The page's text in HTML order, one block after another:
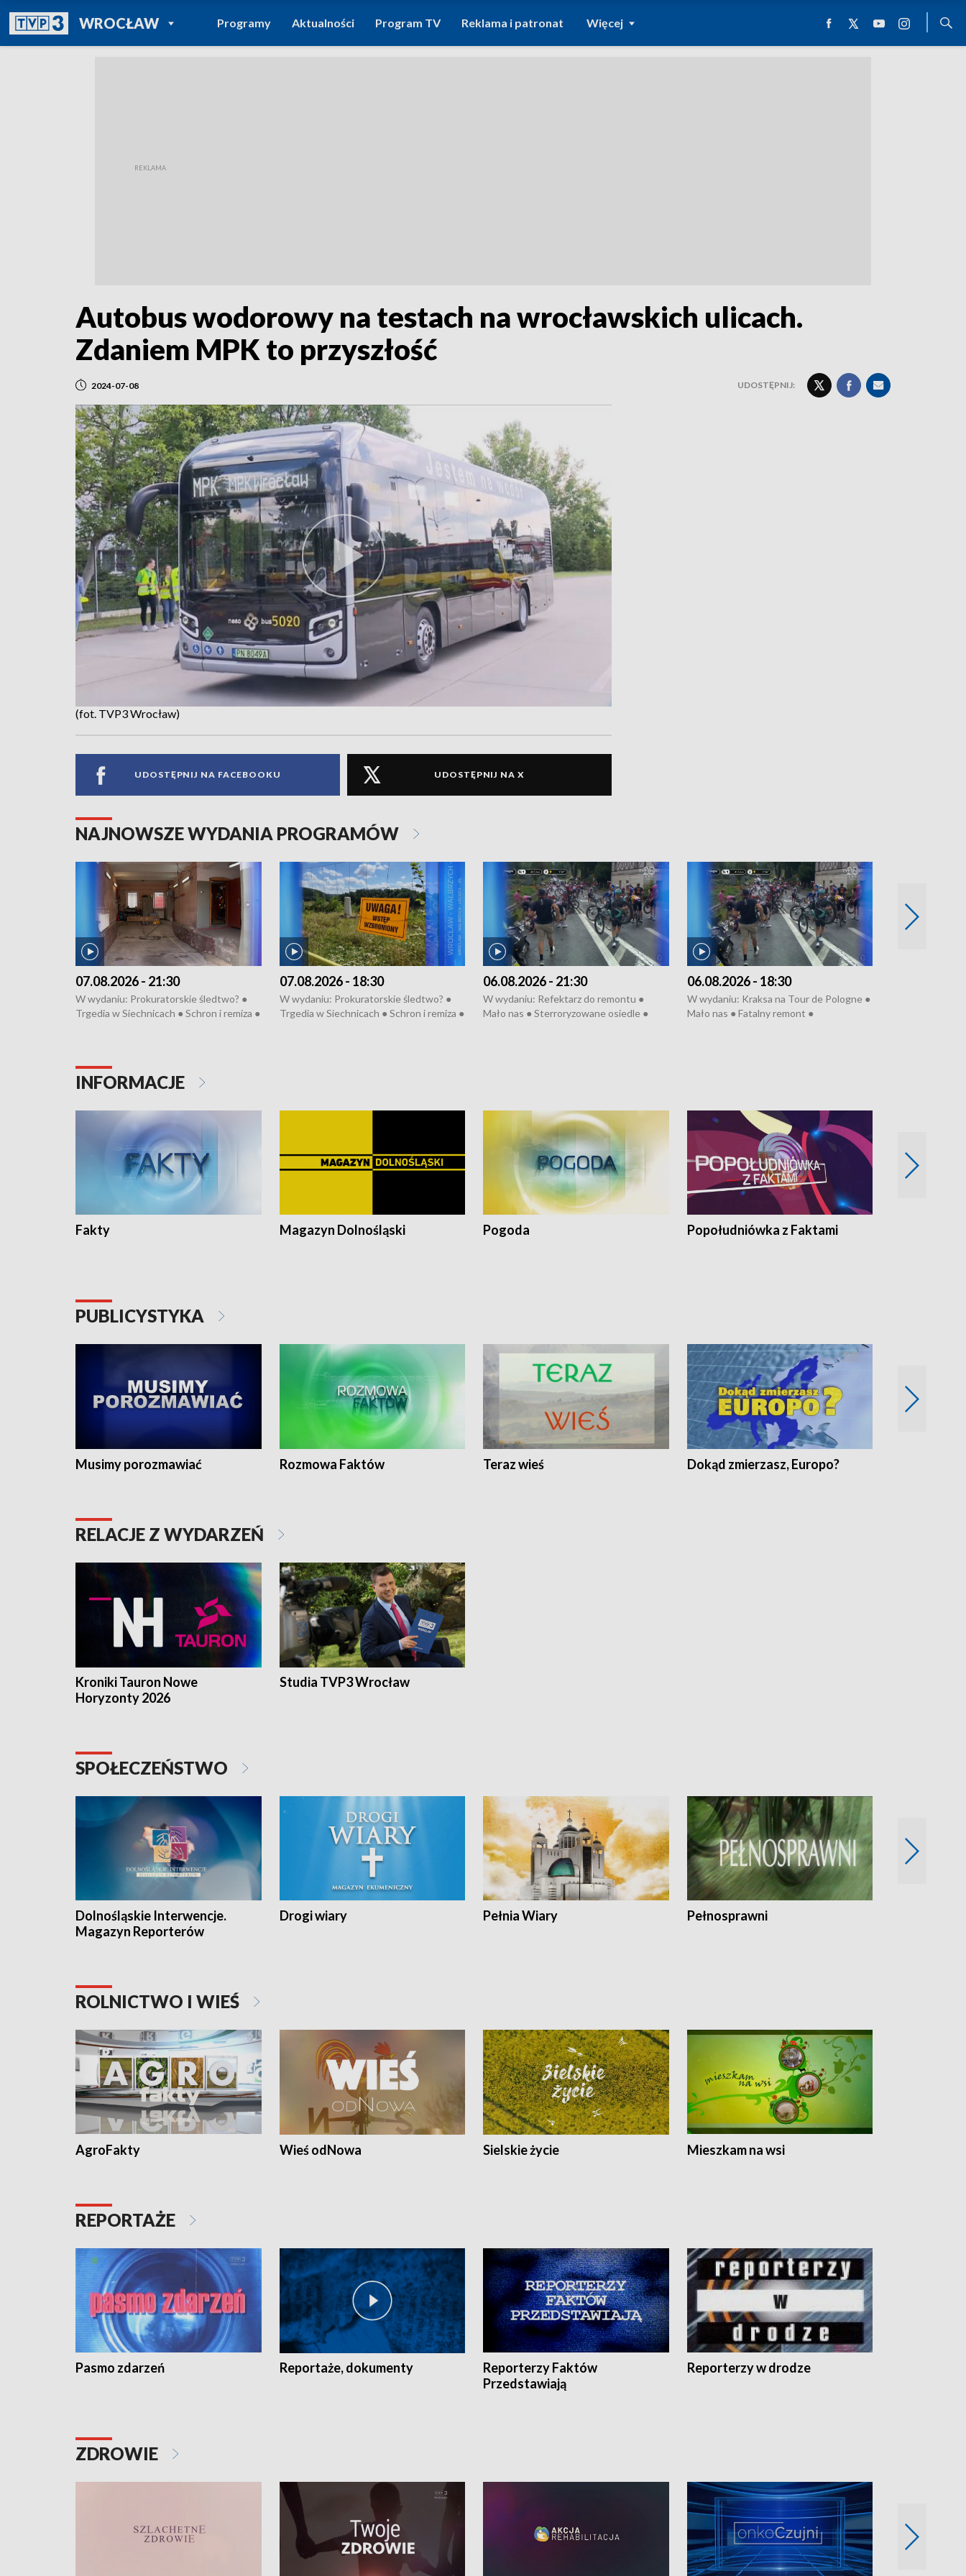
WROCŁAWPOWRÓT DO
TVP REGIONY
Programy Aktualności Program TV Reklama i patronat Więcej
Autobus wodorowy na testach na wrocławskich ulicach.
Zdaniem MPK to przyszłość
2024-07-08 UDOSTĘPNIJ:
(fot. TVP3 Wrocław)
UDOSTĘPNIJ NA FACEBOOKU UDOSTĘPNIJ NA X
NAJNOWSZE WYDANIA PROGRAMÓW
07.08.2026 - 21:30
W wydaniu: Prokuratorskie śledtwo? ●
Trgedia w Siechnicach ● Schron i remiza ●
● Odbudowa po powodzi ● Filmowy
Lubomierz
07.08.2026 - 18:30
W wydaniu: Prokuratorskie śledtwo? ●
Trgedia w Siechnicach ● Schron i remiza ●
06.08.2026 - 21:30
W wydaniu: Refektarz do remontu ●
Mało nas ● Sterroryzowane osiedle ●
06.08.2026 - 18:30
W wydaniu: Kraksa na Tour de Pologne ●
Mało nas ● Fatalny remont ●
INFORMACJE
Fakty Magazyn Dolnośląski Pogoda Popołudniówka z Faktami
PUBLICYSTYKA
Musimy porozmawiać Rozmowa Faktów Teraz wieś Dokąd zmierzasz, Europo?
RELACJE Z WYDARZEŃ
Kroniki Tauron Nowe
Horyzonty 2026
Studia TVP3 Wrocław
SPOŁECZEŃSTWO
Dolnośląskie Interwencje.
Magazyn Reporterów
Drogi wiary Pełnia Wiary Pełnosprawni
ROLNICTWO I WIEŚ
AgroFakty Wieś odNowa Sielskie życie Mieszkam na wsi
REPORTAŻE
Pasmo zdarzeń Reportaże, dokumenty
Reporterzy Faktów
Przedstawiają
Reporterzy w drodze
ZDROWIE